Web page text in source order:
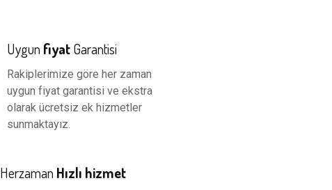
Uygun fiyatGarantisi
Rakiplerimize göre her zaman
uygun fiyat garantisi ve ekstra
olarak ücretsiz ek hizmetler
sunmaktayız.
Herzaman Hızlı hizmet